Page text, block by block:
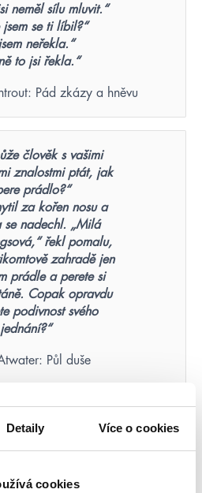
Detaily Více o cookies
cookies
neměl sílu mluvit.“
jsem se ti líbil?“
neřekla.“
to jsi řekla.“
Pád zkázy a hněvu
člověk s vašimi
znalostmi ptát, jak
prádlo?“
za kořen nosu a
se nadechl. „Milá
řekl pomalu,
zahradě jen
prádle a perete si
Copak opravdu
podivnost svého
jednání?“
Půl duše
tvář
Games – Aréna smrti